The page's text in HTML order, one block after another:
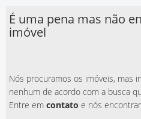
É uma pena mas não
imóvel
Nós procuramos os imóveis, mas
nenhum de acordo com a busca
Entre em contato e nós